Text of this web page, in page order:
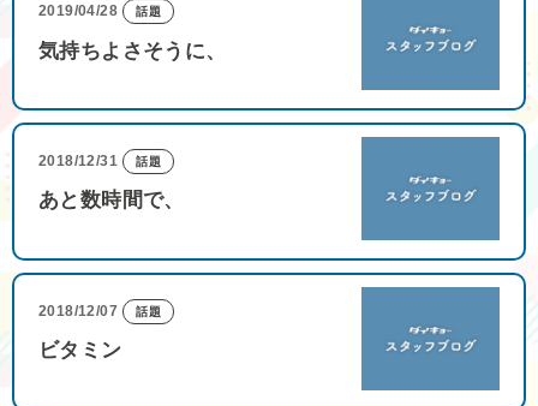
2019/04/28 話題
気持ちよさそうに、
2018/12/31 話題
あと数時間で、
2018/12/07 話題
ビタミン